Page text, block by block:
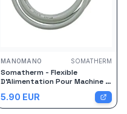
MANOMANO SOMATHERM
Somatherm - Flexible
D'Alimentation Pour Machine À
Laver - Droit Et Coudé Ff3/4' -
L = 1,5m
5.90 EUR